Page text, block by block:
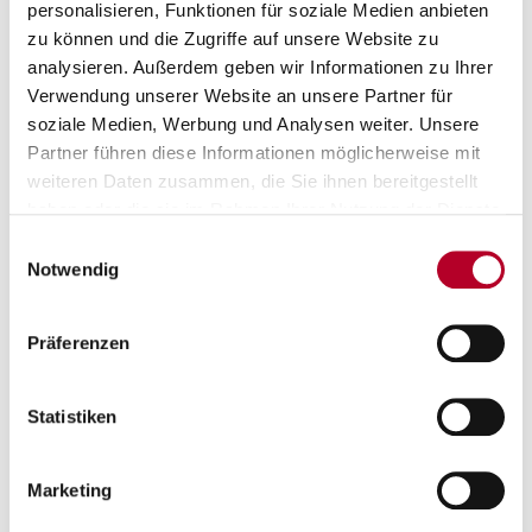
personalisieren, Funktionen für soziale Medien anbieten
zu können und die Zugriffe auf unsere Website zu
analysieren. Außerdem geben wir Informationen zu Ihrer
Verwendung unserer Website an unsere Partner für
soziale Medien, Werbung und Analysen weiter. Unsere
Partner führen diese Informationen möglicherweise mit
weiteren Daten zusammen, die Sie ihnen bereitgestellt
Notwendig
Präferenzen
Statistiken
Marketing
AM SAMSTAG UM 18 UHR GEGEN
OBERHACHING
In der vergangenen Spielzeit platzte der Knoten
bei der VR-Bank Würzburg Baskets Akademie am
7. Spieltag der BARMER 2. Basketball Bundesliga
ProB mit einem…